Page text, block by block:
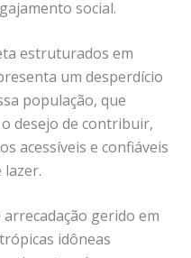
social.
estruturados em
um desperdício
população, que
desejo de contribuir,
acessíveis e confiáveis
gerido em
idôneas